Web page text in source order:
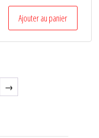
Ajouter au panier
→